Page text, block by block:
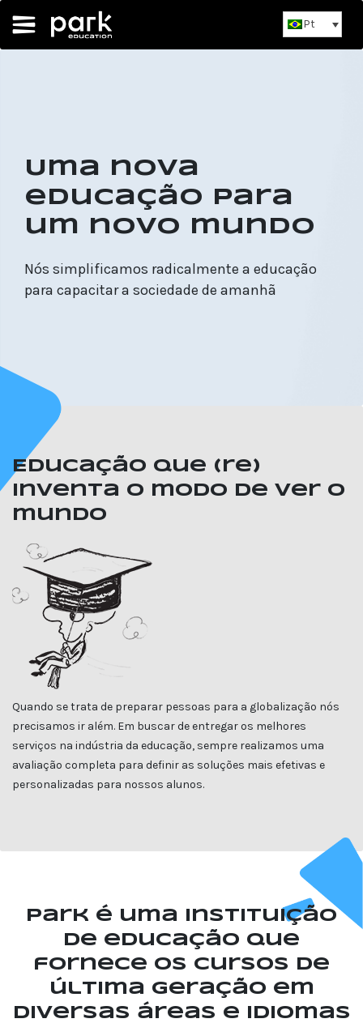
Pt
Uma nova
educação para
um novo mundo
Nós simplificamos radicalmente a educação
para capacitar a sociedade de amanhã
Educação que (re)
inventa o modo de ver o
mundo
Quando se trata de preparar pessoas para a globalização nós
precisamos ir além. Em buscar de entregar os melhores
serviços na indústria da educação, sempre realizamos uma
avaliação completa para definir as soluções mais efetivas e
personalizadas para nossos alunos.
Park é uma instituição
de educação que
fornece os cursos de
última geração em
diversas áreas e idiomas